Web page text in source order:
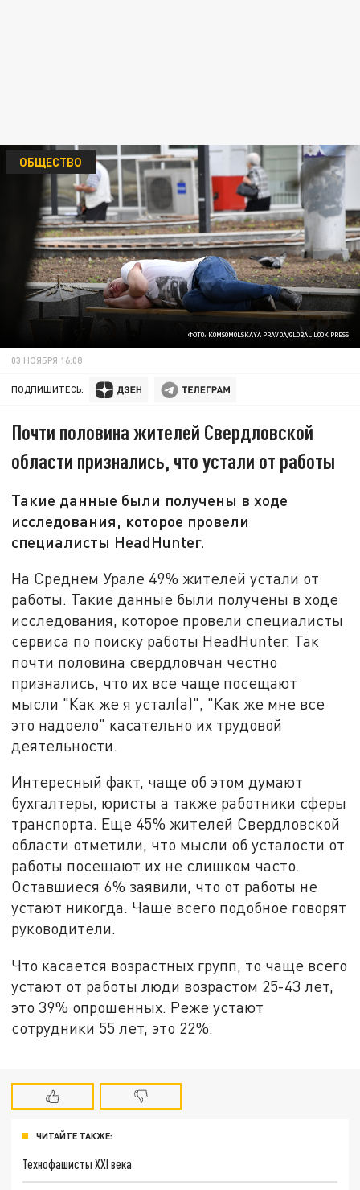
ФОТО: KOMSOMOLSKAYA PRAVDA/GLOBAL LOOK PRESS
ОБЩЕСТВО
03 НОЯБРЯ 16:08
ПОДПИШИТЕСЬ:
Почти половина жителей Свердловской
области признались, что устали от работы
Такие данные были получены в ходе
исследования, которое провели
специалисты HeadHunter.
На Среднем Урале 49% жителей устали от
работы. Такие данные были получены в ходе
исследования, которое провели специалисты
сервиса по поиску работы HeadHunter. Так
почти половина свердловчан честно
признались, что их все чаще посещают
мысли "Как же я устал(а)", "Как же мне все
это надоело" касательно их трудовой
деятельности.
Интересный факт, чаще об этом думают
бухгалтеры, юристы а также работники сферы
транспорта. Еще 45% жителей Свердловской
области отметили, что мысли об усталости от
работы посещают их не слишком часто.
Оставшиеся 6% заявили, что от работы не
устают никогда. Чаще всего подобное говорят
руководители.
Что касается возрастных групп, то чаще всего
устают от работы люди возрастом 25-43 лет,
это 39% опрошенных. Реже устают
сотрудники 55 лет, это 22%.
ЧИТАЙТЕ ТАКЖЕ:
Технофашисты XXI века